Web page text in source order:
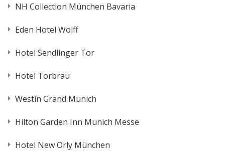
NH Collection München Bavaria
Eden Hotel Wolff
Hotel Sendlinger Tor
Hotel Torbräu
Westin Grand Munich
Hilton Garden Inn Munich Messe
Hotel New Orly München